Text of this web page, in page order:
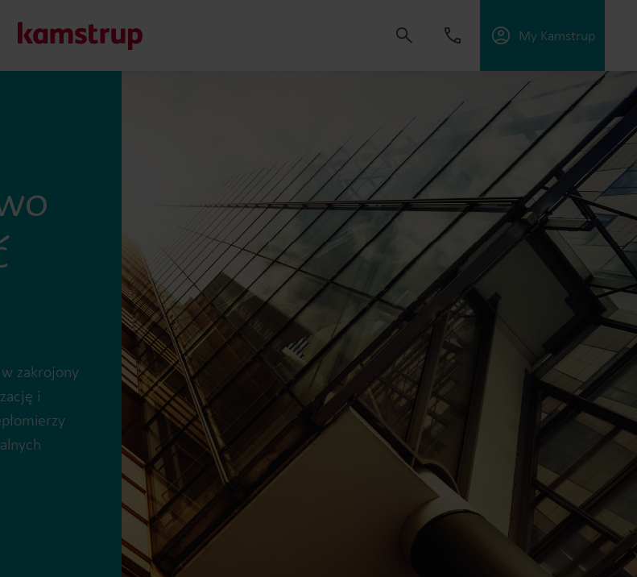
My Kamstrup
na rzecz bardziej ekologicznej przyszłości napędza nas do tworzenia rozwiązań,
klientom ogranicznie strat wody, zwiększenie zużycia mediów, optymalizację
energetycznej i zarządzanie elektryfikacją.
więcej o naszych rozwiązaniach
Inteligentne rozwiązania do
dokładnych pomiarów ciepła
i efektywnego wykorzystanie
energii.
Rozwiązania do pomiarów energii elektrycznej
Zaawansowane rozwiązania
do dokładnych pomiarów
energii elektrycznej
zakrojony
i